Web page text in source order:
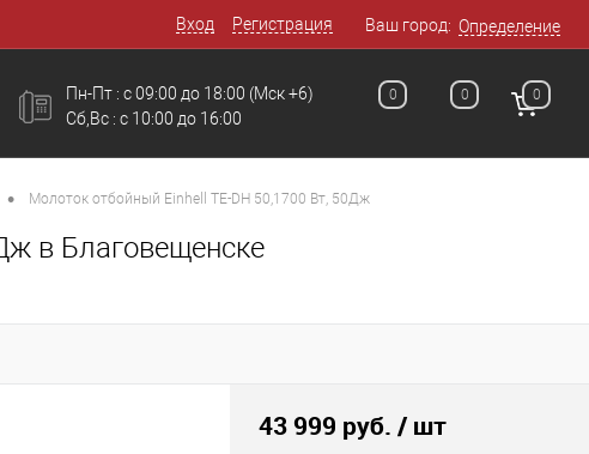
Вход Регистрация Ваш город: Определение
Пн-Пт : с 09:00 до 18:00
Сб,Вс : c 10:00 до 16:00
(Мск +6) 0 0 0
• Молоток отбойный Einhell TE-DH 50,1700 Вт, 50Дж
в Благовещенске
43 999 руб. / шт